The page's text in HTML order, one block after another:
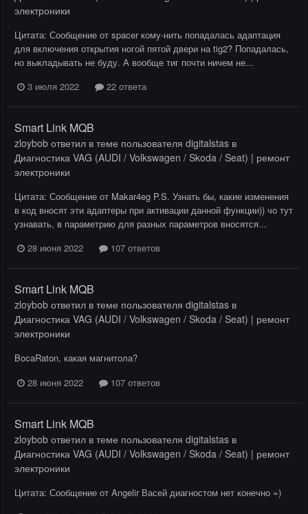
электроники
Цитата: Сообщение от spacer кому-нить попадалась адаптация
для включения открытия ногой пятой двери на tig2? Попадалась,
но выкладывать не буду. А вообще тиг почти ничем не...
3 июля 2022
22 ответа
Smart Link MQB
zloybob ответил в теме пользователя digitalstas в
Диагностика VAG (AUDI / Volkswagen / Skoda / Seat) | ремонт
электроники
Цитата: Сообщение от Makar4eg P.S. Узнать бы, какие изменения
в код вносят эти адаптеры при активации данной функции)) чо тут
узнавать, в параметрию для разных параметров вносятся...
28 июня 2022
107 ответов
Smart Link MQB
zloybob ответил в теме пользователя digitalstas в
Диагностика VAG (AUDI / Volkswagen / Skoda / Seat) | ремонт
электроники
BocaRaton, какая магнитола?
28 июня 2022
107 ответов
Smart Link MQB
zloybob ответил в теме пользователя digitalstas в
Диагностика VAG (AUDI / Volkswagen / Skoda / Seat) | ремонт
электроники
Цитата: Сообщение от Angelir Васей диагностом нет конечно =)